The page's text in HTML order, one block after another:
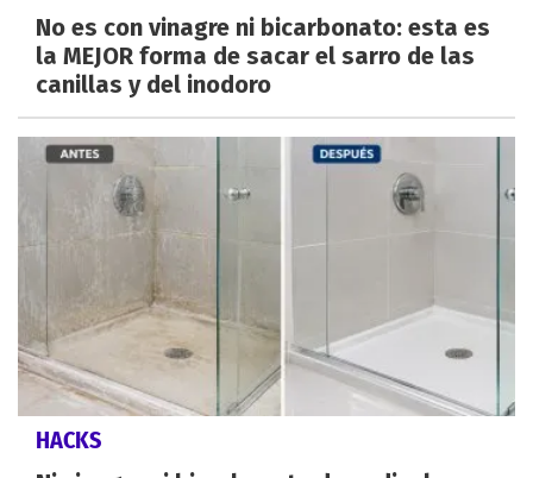
No es con vinagre ni bicarbonato: esta es
la MEJOR forma de sacar el sarro de las
canillas y del inodoro
HACKS